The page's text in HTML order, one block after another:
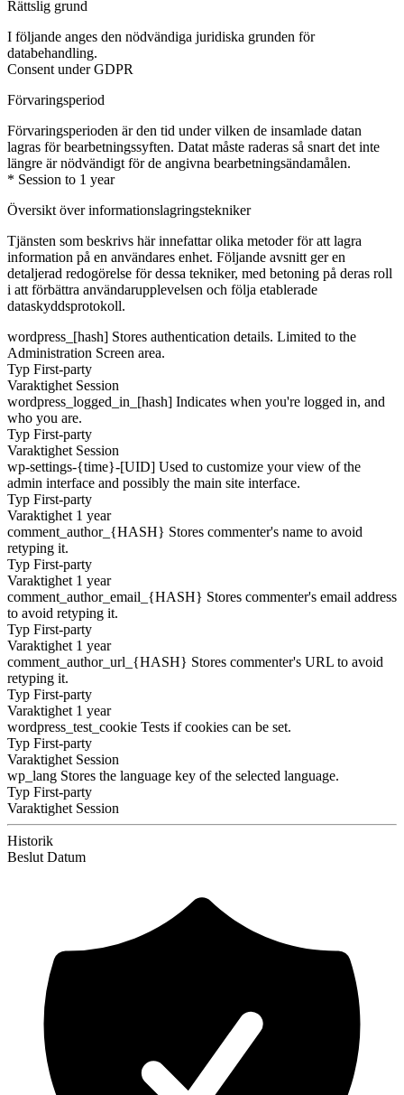
Rättslig grund
I följande anges den nödvändiga juridiska grunden för
databehandling.
Consent under GDPR
Förvaringsperiod
Förvaringsperioden är den tid under vilken de insamlade datan
lagras för bearbetningssyften. Datat måste raderas så snart det inte
längre är nödvändigt för de angivna bearbetningsändamålen.
* Session to 1 year
Översikt över informationslagringstekniker
Tjänsten som beskrivs här innefattar olika metoder för att lagra
information på en användares enhet. Följande avsnitt ger en
detaljerad redogörelse för dessa tekniker, med betoning på deras roll
i att förbättra användarupplevelsen och följa etablerade
dataskyddsprotokoll.
wordpress_[hash] Stores authentication details. Limited to the
Administration Screen area.
Typ First-party
Varaktighet Session
wordpress_logged_in_[hash] Indicates when you're logged in, and
who you are.
Typ First-party
Varaktighet Session
wp-settings-{time}-[UID] Used to customize your view of the
admin interface and possibly the main site interface.
Typ First-party
Varaktighet 1 year
comment_author_{HASH} Stores commenter's name to avoid
retyping it.
Typ First-party
Varaktighet 1 year
comment_author_email_{HASH} Stores commenter's email address
to avoid retyping it.
Typ First-party
Varaktighet 1 year
comment_author_url_{HASH} Stores commenter's URL to avoid
retyping it.
Typ First-party
Varaktighet 1 year
wordpress_test_cookie Tests if cookies can be set.
Typ First-party
Varaktighet Session
wp_lang Stores the language key of the selected language.
Typ First-party
Varaktighet Session
Historik
Beslut Datum